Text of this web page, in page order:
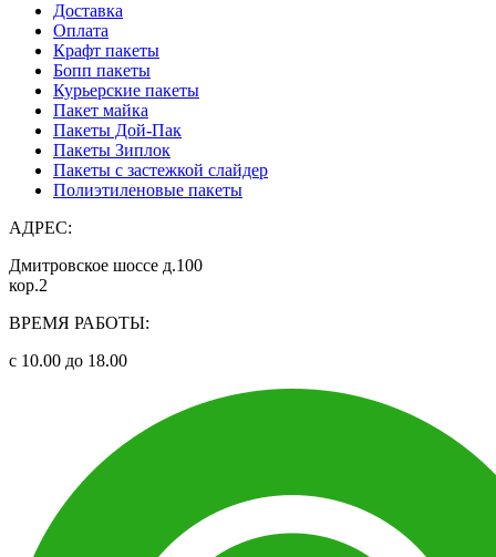
Доставка
Оплата
Крафт пакеты
Бопп пакеты
Курьерские пакеты
Пакет майка
Пакеты Дой-Пак
Пакеты Зиплок
Пакеты с застежкой слайдер
Полиэтиленовые пакеты
АДРЕС:
Дмитровское шоссе д.100
кор.2
ВРЕМЯ РАБОТЫ:
с 10.00 до 18.00